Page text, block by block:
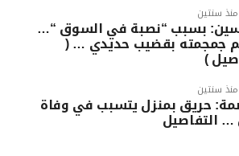
منذ سنتين
بسبب “نصبة في السوق “…
جمجمته بقضيب حديدي … (
)
منذ سنتين
حريق بمنزل يتسبب في وفاة
التفاصيل